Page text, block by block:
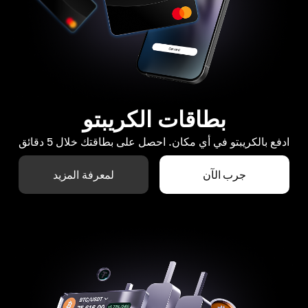
بطاقات الكريبتو
ادفع بالكريبتو في أي مكان. احصل على بطاقتك خلال 5 دقائق
جرب الآن لمعرفة المزيد